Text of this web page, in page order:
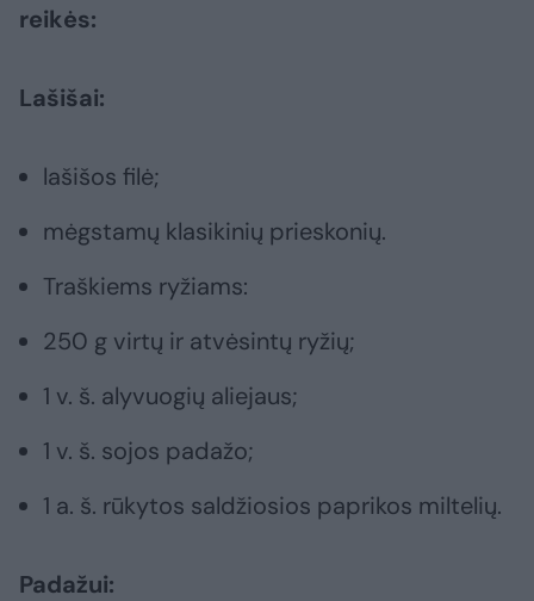
reikės:
Lašišai:
lašišos filė;
mėgstamų klasikinių prieskonių.
Traškiems ryžiams:
250 g virtų ir atvėsintų ryžių;
1 v. š. alyvuogių aliejaus;
1 v. š. sojos padažo;
1 a. š. rūkytos saldžiosios paprikos miltelių.
Padažui: